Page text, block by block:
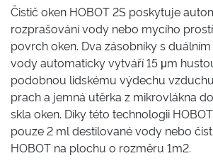
Čistič oken HOBOT 2S poskytuje
rozprašování vody nebo mycího
povrch oken. Dva zásobníky s
vody automaticky vytváří 15 μm
podobnou lidskému výdechu
prach a jemná utěrka z mikrovlákna
skla oken. Díky této technologii
pouze 2 ml destilované vody nebo
HOBOT na plochu o rozměru 1m2.